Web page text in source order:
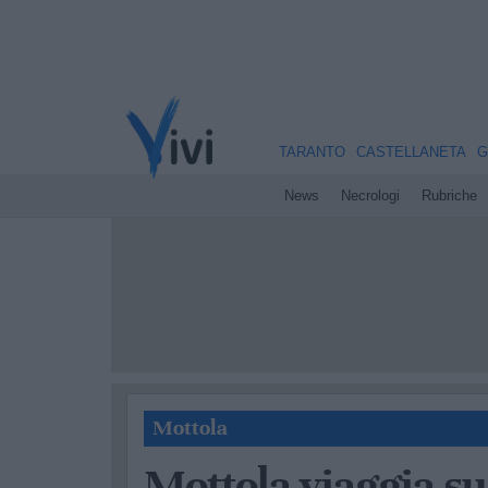
TARANTO CASTELLANETA
News Necrologi Rubriche
Mottola